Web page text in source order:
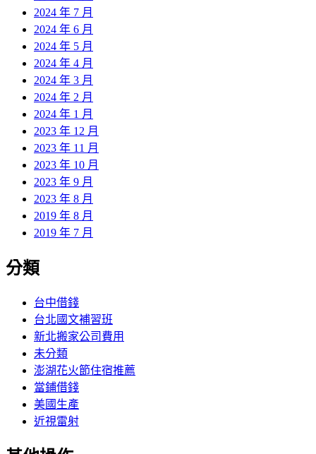
2024 年 7 月
2024 年 6 月
2024 年 5 月
2024 年 4 月
2024 年 3 月
2024 年 2 月
2024 年 1 月
2023 年 12 月
2023 年 11 月
2023 年 10 月
2023 年 9 月
2023 年 8 月
2019 年 8 月
2019 年 7 月
分類
台中借錢
台北國文補習班
新北搬家公司費用
未分類
澎湖花火節住宿推薦
當鋪借錢
美國生產
近視雷射